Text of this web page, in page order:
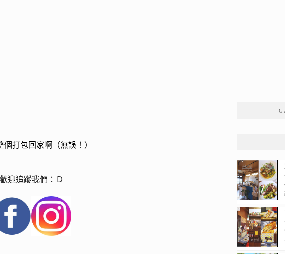
個打包回家啊（無誤！）
歡迎追蹤我們：Ｄ